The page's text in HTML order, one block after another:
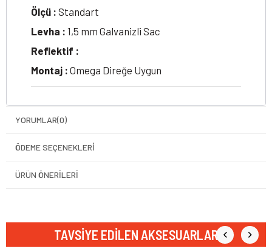
Ölçü : Standart
Levha : 1,5 mm Galvanizli Sac
Reflektif :
Montaj : Omega Direğe Uygun
YORUMLAR(0)
ÖDEME SEÇENEKLERI
ÜRÜN ÖNERILERI
TAVSIYE EDILEN AKSESUARLAR